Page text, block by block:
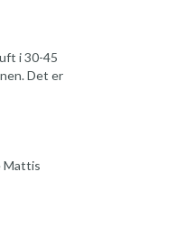
i 30-45
Det er
Mattis